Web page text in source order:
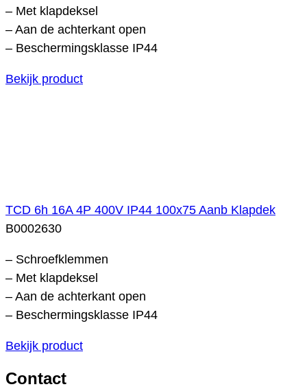
– Met klapdeksel
– Aan de achterkant open
– Beschermingsklasse IP44
Bekijk product
TCD 6h 16A 4P 400V IP44 100x75 Aanb Klapdek
B0002630
– Schroefklemmen
– Met klapdeksel
– Aan de achterkant open
– Beschermingsklasse IP44
Bekijk product
Contact